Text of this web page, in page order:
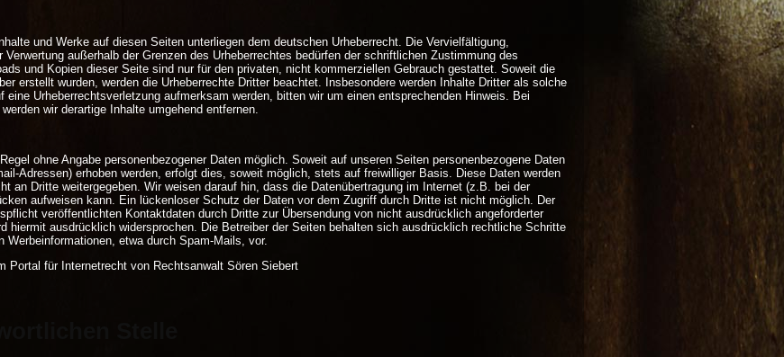
und Werke auf diesen Seiten unterliegen dem deutschen Urheberrecht. Die Vervielfältigung,
Verwertung außerhalb der Grenzen des Urheberrechtes bedürfen der schriftlichen Zustimmung des
und Kopien dieser Seite sind nur für den privaten, nicht kommerziellen Gebrauch gestattet. Soweit die
erstellt wurden, werden die Urheberrechte Dritter beachtet. Insbesondere werden Inhalte Dritter als solche
Urheberrechtsverletzung aufmerksam werden, bitten wir um einen entsprechenden Hinweis. Bei
wir derartige Inhalte umgehend entfernen.
ohne Angabe personenbezogener Daten möglich. Soweit auf unseren Seiten personenbezogene Daten
Adressen) erhoben werden, erfolgt dies, soweit möglich, stets auf freiwilliger Basis. Diese Daten werden
an Dritte weitergegeben. Wir weisen darauf hin, dass die Datenübertragung im Internet (z.B. bei der
aufweisen kann. Ein lückenloser Schutz der Daten vor dem Zugriff durch Dritte ist nicht möglich. Der
veröffentlichten Kontaktdaten durch Dritte zur Übersendung von nicht ausdrücklich angeforderter
hiermit ausdrücklich widersprochen. Die Betreiber der Seiten behalten sich ausdrücklich rechtliche Schritte
Werbeinformationen, etwa durch Spam-Mails, vor.
Portal für Internetrecht von Rechtsanwalt Sören Siebert